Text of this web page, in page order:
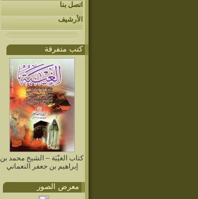
اتصل بنا
الأرشيف
كتب متفرقة
كتاب الغيْبَة – الشيخ محمد بن
إبراهيم بن جعفر النعماني
معرض الصور